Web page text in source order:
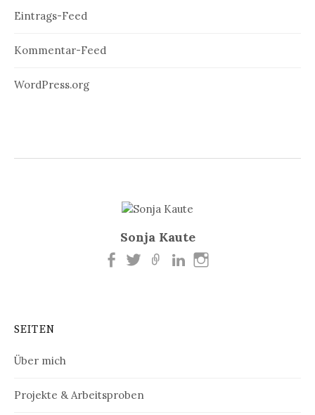
Eintrags-Feed
Kommentar-Feed
WordPress.org
Sonja Kaute
SEITEN
Über mich
Projekte & Arbeitsproben